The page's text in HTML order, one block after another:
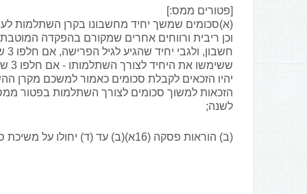
[פטורים ממס:]
יהיו הזכאים לקבלת סכומים כאמור למשכם מקרן
לשנה;
(ב) הוראות פסקה (16א)(ב) עד (ד) יחולו על משיכת סכומים לפי פסקה זו, בשינויים המחוייבים;